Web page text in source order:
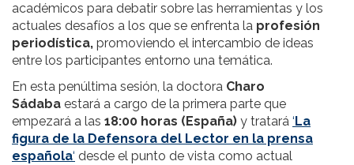
académicos para debatir sobre las herramientas y los
actuales desafíos a los que se enfrenta la profesión
periodística, promoviendo el intercambio de ideas
entre los participantes entorno una temática.
En esta penúltima sesión, la doctora Charo
Sádaba estará a cargo de la primera parte que
empezará a las 18:00 horas (España) y tratará ‘ La
figura de la Defensora del Lector en la prensa
española‘ desde el punto de vista como actual